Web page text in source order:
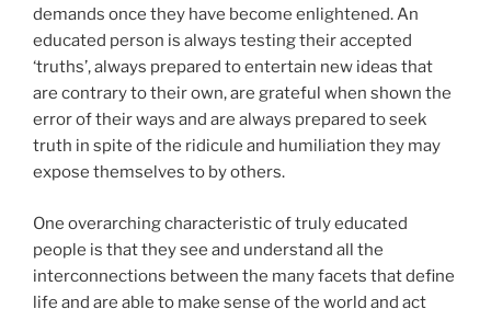
demands once they have become enlightened. An
educated person is always testing their accepted
‘truths’, always prepared to entertain new ideas that
are contrary to their own, are grateful when shown the
error of their ways and are always prepared to seek
truth in spite of the ridicule and humiliation they may
expose themselves to by others.
One overarching characteristic of truly educated
people is that they see and understand all the
interconnections between the many facets that define
life and are able to make sense of the world and act